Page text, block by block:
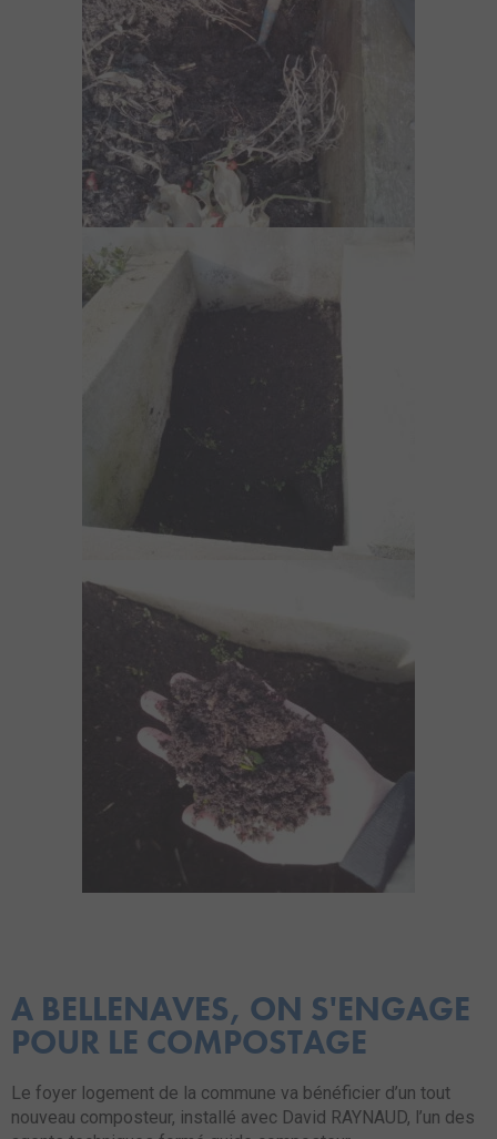
A BELLENAVES, ON S'ENGAGE
POUR LE COMPOSTAGE
Le foyer logement de la commune va bénéficier d’un tout
nouveau composteur, installé avec David RAYNAUD, l’un des